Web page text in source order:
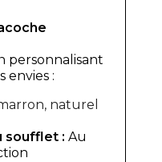
personnalisant
envies :
naturel
soufflet : Au